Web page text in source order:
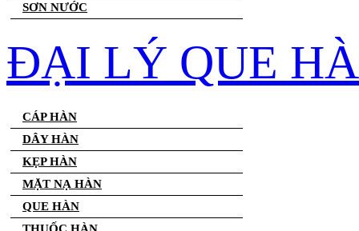
SƠN NƯỚC
ĐẠI LÝ QUE
CÁP HÀN
DÂY HÀN
KẸP HÀN
MẶT NẠ HÀN
QUE HÀN